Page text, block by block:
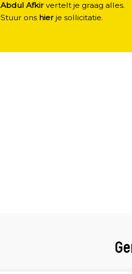
Abdul Afkirvertelt je graag alles.
Stuur ons hier je sollicitatie.